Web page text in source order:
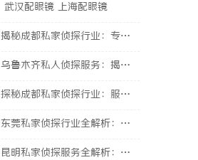
武汉配眼镜 上海配眼镜
揭秘成都私家侦探行业：专业服务与法律边界解析
乌鲁木齐私人侦探服务：揭秘专业调查背后的故事与应用
探秘成都私家侦探行业：服务、案例与市场现状全面解析
东莞私家侦探行业全解析：服务内容与法律边界详解
昆明私家侦探服务全解析：专业侦查助您解决疑难问题